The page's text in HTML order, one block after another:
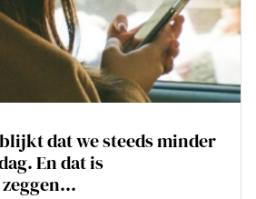
dat we steeds minder
En dat is